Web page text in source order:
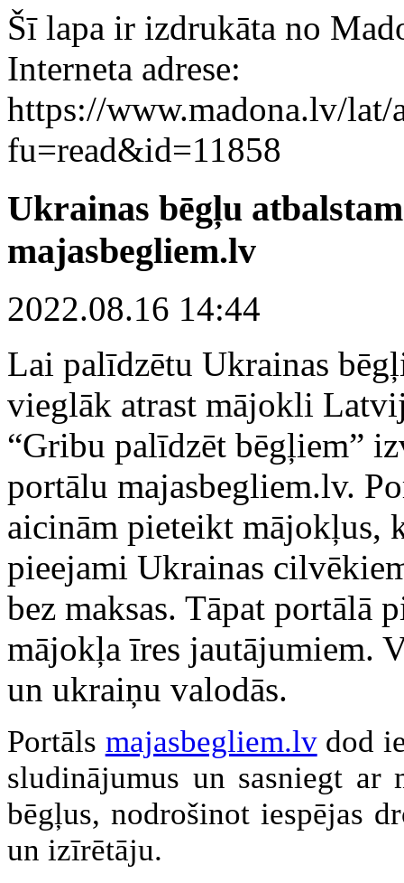
Šī lapa ir izdrukāta no
Interneta adrese:
https://www.madona.lv/lat/
fu=read&id=11858
Ukrainas bēgļu
majasbegliem.lv
2022.08.16 14:44
Lai palīdzētu Ukrainas
vieglāk atrast mājokli
“Gribu palīdzēt bēgļiem”
portālu majasbegliem.lv.
aicinām pieteikt mājokļus,
pieejami Ukrainas
bez maksas. Tāpat portālā
mājokļa īres jautājumiem.
un ukraiņu valodās.
Portāls majasbegliem.lvdod
sludinājumus un sasniegt ar
bēgļus, nodrošinot iespējas
un izīrētāju.